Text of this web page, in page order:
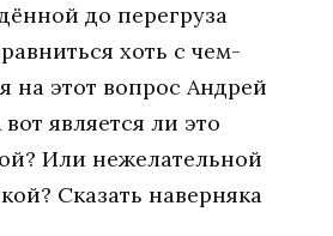
до перегруза
хоть с чем-
на этот вопрос Андрей
является ли это
Или нежелательной
Сказать наверняка